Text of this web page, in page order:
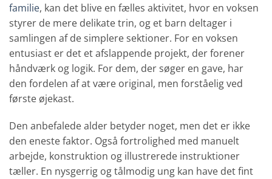
familie, kan det blive en fælles aktivitet, hvor en voksen
styrer de mere delikate trin, og et barn deltager i
samlingen af de simplere sektioner. For en voksen
entusiast er det et afslappende projekt, der forener
håndværk og logik. For dem, der søger en gave, har
den fordelen af at være original, men forståelig ved
første øjekast.
Den anbefalede alder betyder noget, men det er ikke
den eneste faktor. Også fortrolighed med manuelt
arbejde, konstruktion og illustrerede instruktioner
tæller. En nysgerrig og tålmodig ung kan have det fint